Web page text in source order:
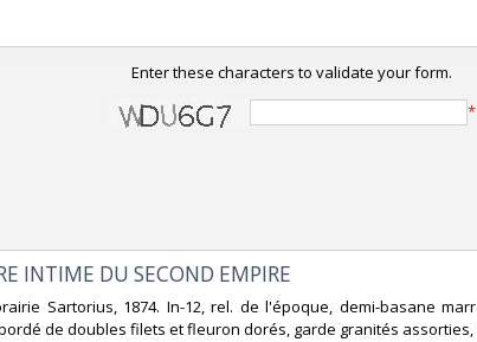
Enter these characters to validate your form.
*
INTIME DU SECOND EMPIRE‎
Sartorius, 1874. In-12, rel. de l'époque, demi-basane
de doubles filets et fleuron dorés, garde granités assorties,